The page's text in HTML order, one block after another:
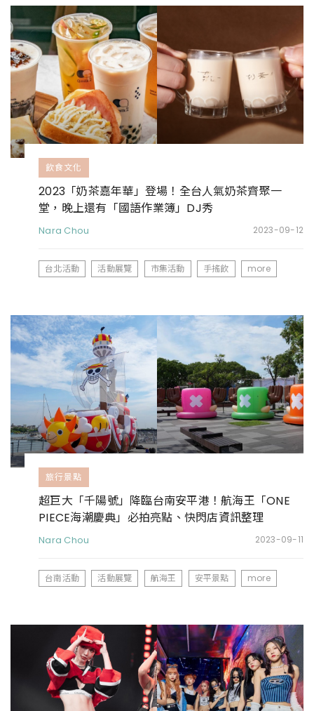
飲食文化
2023「奶茶嘉年華」登場！全台人氣奶茶齊聚一
堂，晚上還有「國語作業簿」DJ秀
Nara Chou 2023-09-12
台北活動 活動展覽 市集活動 手搖飲 more
旅行景點
超巨大「千陽號」降臨台南安平港！航海王「ONE
PIECE海潮慶典」必拍亮點、快閃店資訊整理
Nara Chou 2023-09-11
台南活動 活動展覽 航海王 安平景點 more